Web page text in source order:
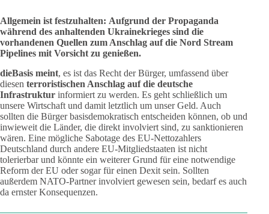
Allgemein ist festzuhalten: Aufgrund der Propaganda
während des anhaltenden Ukrainekrieges sind die
vorhandenen Quellen zum Anschlag auf die Nord Stream
Pipelines mit Vorsicht zu genießen.
dieBasis meint, es ist das Recht der Bürger, umfassend über
diesen terroristischen Anschlag auf die deutsche
Infrastruktur informiert zu werden. Es geht schließlich um
unsere Wirtschaft und damit letztlich um unser Geld. Auch
sollten die Bürger basisdemokratisch entscheiden können, ob und
inwieweit die Länder, die direkt involviert sind, zu sanktionieren
wären. Eine mögliche Sabotage des EU-Nettozahlers
Deutschland durch andere EU-Mitgliedstaaten ist nicht
tolerierbar und könnte ein weiterer Grund für eine notwendige
Reform der EU oder sogar für einen Dexit sein. Sollten
außerdem NATO-Partner involviert gewesen sein, bedarf es auch
da ernster Konsequenzen.